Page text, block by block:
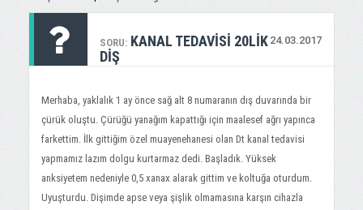
SORU: 24.03.2017
KANAL TEDAVISI 20LIK
DIŞ
Merhaba, yaklalık 1 ay önce sağ alt 8 numaranın dış duvarında bir
çürük oluştu. Çürüğü yanağım kapattığı için maalesef ağrı yapınca
farkettim. İlk gittiğim özel muayenehanesi olan Dt kanal tedavisi
yapmamız lazım dolgu kurtarmaz dedi. Başladık. Yüksek
anksiyetem nedeniyle 0,5 xanax alarak gittim ve koltuğa oturdum.
Uyuşturdu. Dişimde apse veya şişlik olmamasına karşın cihazla